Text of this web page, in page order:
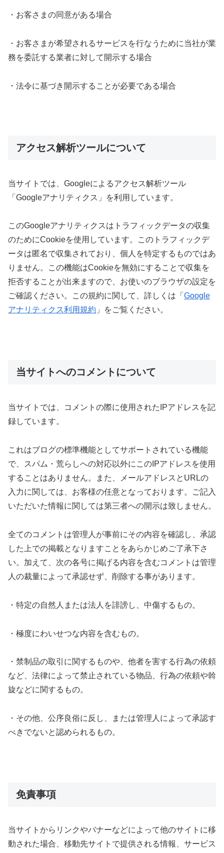
・お客さまの同意がある場合
・お客さまが希望されるサービスを行なうために当社が業
務を委託する業者に対して開示する場合
・法令に基づき開示することが必要である場合
アクセス解析ツールについて
当サイトでは、Googleによるアクセス解析ツール
「Googleアナリティクス」を利用しています。
このGoogleアナリティクスはトラフィックデータの収集
のためにCookieを使用しています。このトラフィックデ
ータは匿名で収集されており、個人を特定するものではあ
りません。この機能はCookieを無効にすることで収集を
拒否することが出来ますので、お使いのブラウザの設定を
ご確認ください。この規約に関して、詳しくは「 Google
アナリティクス利用規約 」をご覧ください。
当サイトへのコメントについて
当サイトでは、コメントの際に使用されたIPアドレスを記
録しています。
これはブログの標準機能としてサポートされている機能
で、スパム・荒らしへの対応以外にこのIPアドレスを使用
することはありません。また、メールアドレスとURLの
入力に関しては、お客様の任意となっております。ご記入
いただいた情報に関しては第三者への開示は致しません。
全てのコメントは管理人が事前にその内容を確認し、承認
した上での掲載となりますことをあらかじめご了承下さ
い。加えて、次の各号に掲げる内容を含むコメントは管理
人の裁量によって承認せず、削除する事があります。
・特定の自然人または法人を誹謗し、中傷するもの。
・極度にわいせつな内容を含むもの。
・禁制品の取引に関するものや、他者を害する行為の依頼
など、法律によって禁止されている物品、行為の依頼や斡
旋などに関するもの。
・その他、公序良俗に反し、または管理人によって承認す
べきでないと認められるもの。
免責事項
当サイトからリンクやバナーなどによって他のサイトに移
動された場合、移動先サイトで提供される情報、サービス